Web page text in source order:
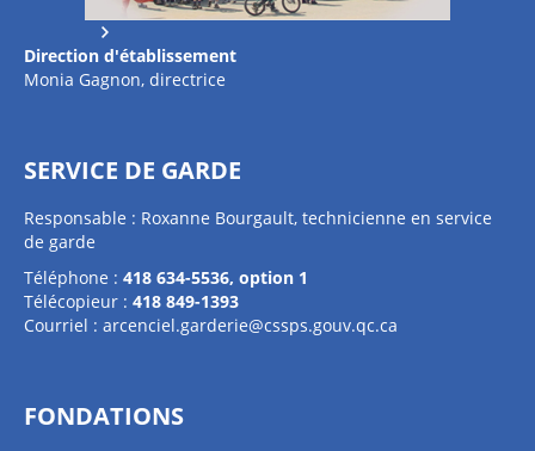
Direction d'établissement
Monia Gagnon, directrice
SERVICE DE GARDE
Responsable : Roxanne Bourgault, technicienne en service
de garde
Téléphone : 418 634-5536, option 1
Télécopieur : 418 849-1393
Courriel : arcenciel.garderie@cssps.gouv.qc.ca
FONDATIONS